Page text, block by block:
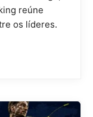
reúne
os líderes.